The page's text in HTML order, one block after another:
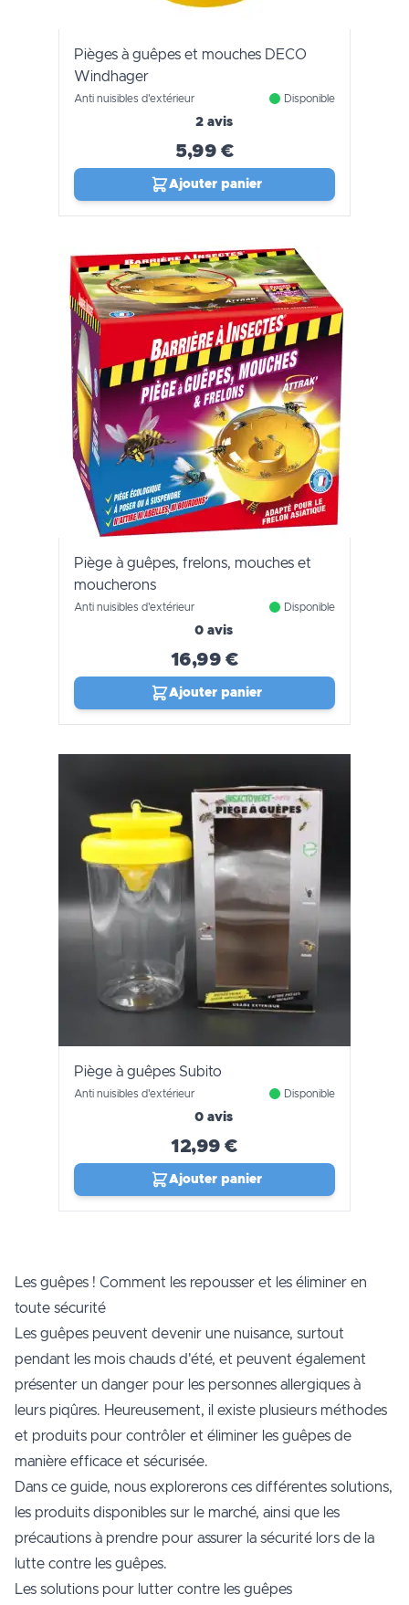
Pièges à guêpes et mouches DECO
Windhager
Anti nuisibles d'extérieur Disponible
2 avis
5,99 €
Ajouter panier
Piège à guêpes, frelons, mouches et
moucherons
Anti nuisibles d'extérieur Disponible
0 avis
16,99 €
Ajouter panier
Piège à guêpes Subito
Anti nuisibles d'extérieur Disponible
0 avis
12,99 €
Ajouter panier
Les guêpes ! Comment les repousser et les éliminer en
toute sécurité
Les guêpes peuvent devenir une nuisance, surtout
pendant les mois chauds d'été, et peuvent également
présenter un danger pour les personnes allergiques à
leurs piqûres. Heureusement, il existe plusieurs méthodes
et produits pour contrôler et éliminer les guêpes de
manière efficace et sécurisée.
Dans ce guide, nous explorerons ces différentes solutions,
les produits disponibles sur le marché, ainsi que les
précautions à prendre pour assurer la sécurité lors de la
lutte contre les guêpes.
Les solutions pour lutter contre les guêpes